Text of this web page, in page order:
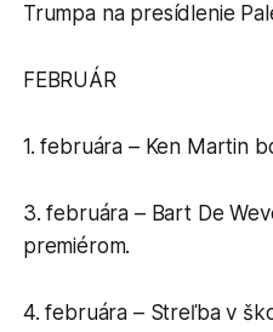
Trumpa na presídlenie
FEBRUÁR
1. februára – Ken Martin
3. februára – Bart De
premiérom.
4. februára – Streľba v